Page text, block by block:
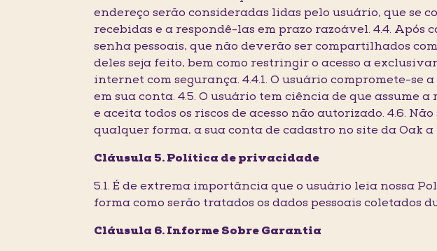
endereço serão consideradas lidas pelo usuário, que se
recebidas e a respondê-las em prazo razoável. 4.4.
senha pessoais, que não deverão ser compartilhados
deles seja feito, bem como restringir o acesso a
internet com segurança. 4.4.1. O usuário compromete-
em sua conta. 4.5. O usuário tem ciência de que
e aceita todos os riscos de acesso não autorizado. 4.6.
qualquer forma, a sua conta de cadastro no site da Oak a
Cláusula 5. Política de privacidade
5.1. É de extrema importância que o usuário leia nossa
forma como serão tratados os dados pessoais coletados
Cláusula 6. Informe Sobre Garantia